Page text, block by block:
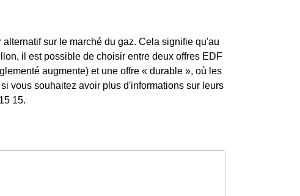
sur le marché du gaz. Cela signifie qu'au
il est possible de choisir entre deux offres EDF
augmente) et une offre « durable », où les
vous souhaitez avoir plus d'informations sur leurs
15.